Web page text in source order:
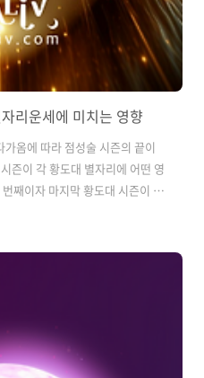
리운세에 미치는 영향
옴에 따라 점성술 시즌의 끝이
즌이 각 황도대 별자리에 어떤 영
째이자 마지막 황도대 시즌이 초
고기자리 시즌에는 직관력이 높
들어갈 때 신비주의가 시작됩니
행성들은 2월 22일 물병자리